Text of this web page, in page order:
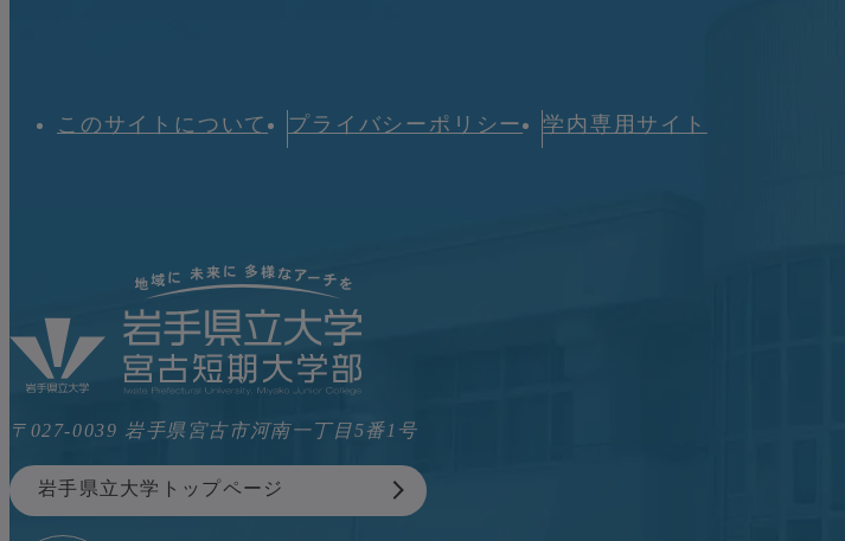
このサイトについて プライバシーポリシー 学内専用サイト
〒027-0039 岩手県宮古市河南一丁目5番1号
岩手県立大学トップページ